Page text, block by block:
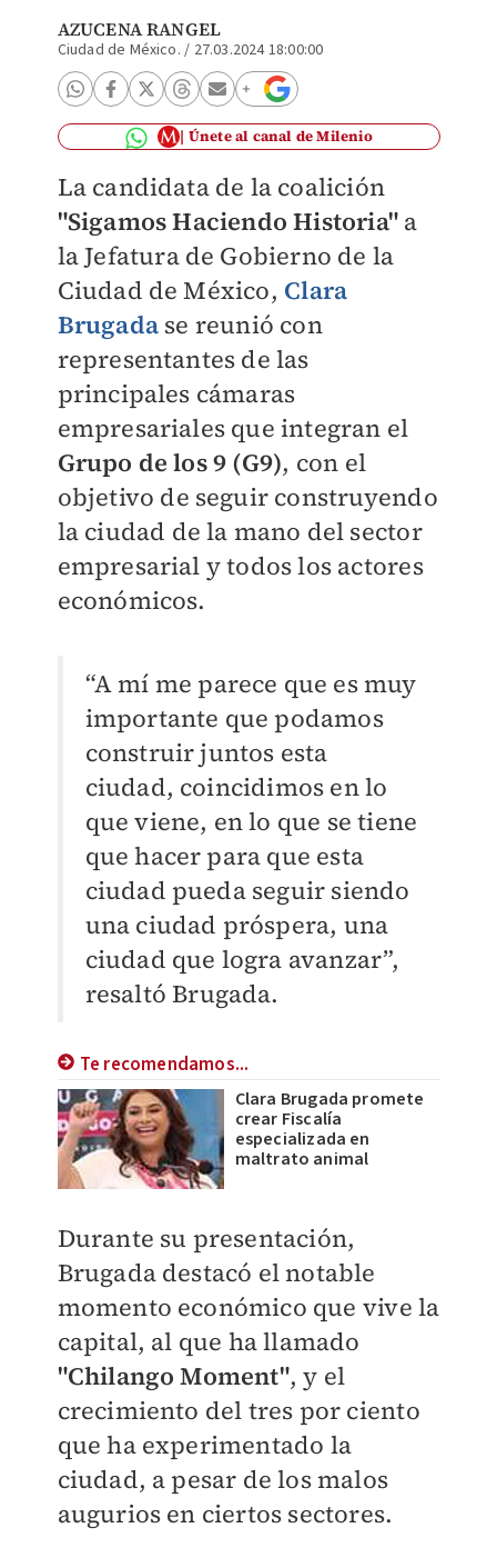
AZUCENA RANGEL
Ciudad de México. / 27.03.2024 18:00:00
Únete al canal de Milenio
La candidata de la coalición
"Sigamos Haciendo Historia" a
la Jefatura de Gobierno de la
Ciudad de México, Clara
Brugadase reunió con
representantes de las
principales cámaras
empresariales que integran el
Grupo de los 9 (G9), con el
objetivo de seguir construyendo
la ciudad de la mano del sector
empresarial y todos los actores
económicos.
“A mí me parece que es muy
importante que podamos
construir juntos esta
ciudad, coincidimos en lo
que viene, en lo que se tiene
que hacer para que esta
ciudad pueda seguir siendo
una ciudad próspera, una
ciudad que logra avanzar”,
resaltó Brugada.
Te recomendamos...
Clara Brugada promete
crear Fiscalía
especializada en
maltrato animal
Durante su presentación,
Brugada destacó el notable
momento económico que vive la
capital, al que ha llamado
"Chilango Moment", y el
crecimiento del tres por ciento
que ha experimentado la
ciudad, a pesar de los malos
augurios en ciertos sectores.